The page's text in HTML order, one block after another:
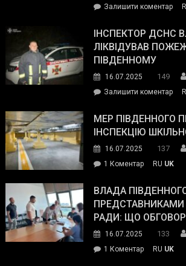
допомогу
Залишити коментарon
та
ІНСПЕКТОР ДСНС
ЛІКВІДУВАВ
ПІВДЕННОМУ
16.07.2025 149
Залишити коментарon
у
МЕР ПІВДЕННОГО
ІНСПЕКЦІЮ
16.07.2025 137
1 Коментардо
Південного
провів
інспекцію
RU UK
ВЛАДА
РАДИ: ЩО
16.07.2025 133
1 Коментардо
RU UK